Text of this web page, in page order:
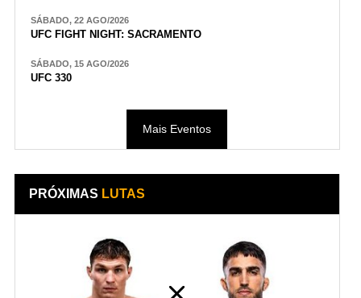
SÁBADO, 22 AGO/2026
UFC FIGHT NIGHT: SACRAMENTO
SÁBADO, 15 AGO/2026
UFC 330
Mais Eventos
PRÓXIMAS LUTAS